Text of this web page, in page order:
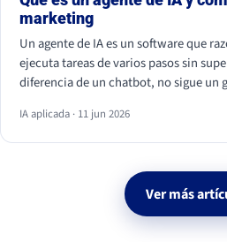
marketing
Un agente de IA es un software que
ejecuta tareas de varios pasos sin
diferencia de un chatbot, no sigue un
analizar datos, calificar leads y
IA aplicada · 11 jun 2026
Ver más